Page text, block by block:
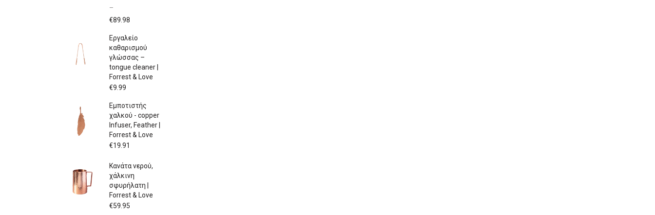
–
€89.98
Εργαλείο
καθαρισμού
γλώσσας –
tongue cleaner |
Forrest & Love
€9.99
Εμποτιστής
χαλκού - copper
Infuser, Feather |
Forrest & Love
€19.91
Κανάτα νερού,
χάλκινη
σφυρήλατη |
Forrest & Love
€59.95